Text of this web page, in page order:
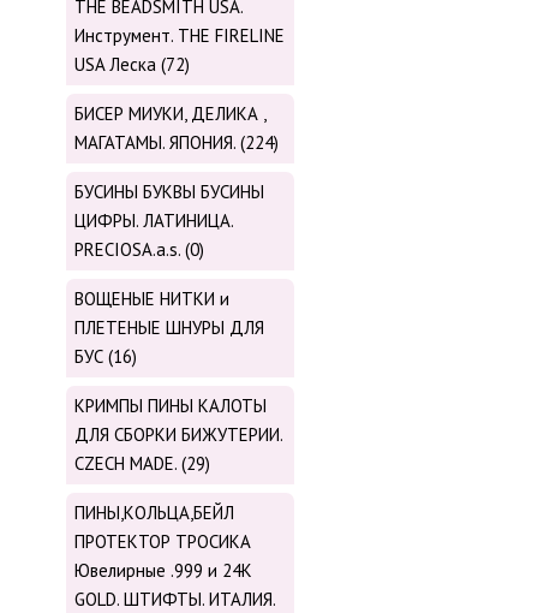
THE BEADSMITH USA.
Инструмент. THE FIRELINE
USA Леска (72)
БИСЕР МИУКИ, ДЕЛИКА ,
МАГАТАМЫ. ЯПОНИЯ. (224)
БУСИНЫ БУКВЫ БУСИНЫ
ЦИФРЫ. ЛАТИНИЦА.
PRECIOSA.a.s. (0)
ВОЩЕНЫЕ НИТКИ и
ПЛЕТЕНЫЕ ШНУРЫ ДЛЯ
БУС (16)
КРИМПЫ ПИНЫ КАЛОТЫ
ДЛЯ СБОРКИ БИЖУТЕРИИ.
CZECH MADE. (29)
ПИНЫ,КОЛЬЦА,БЕЙЛ
ПРОТЕКТОР ТРОСИКА
Ювелирные .999 и 24К
GOLD. ШТИФТЫ. ИТАЛИЯ.